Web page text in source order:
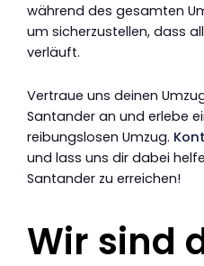
während des gesamten
um sicherzustellen, dass
verläuft.
Vertraue uns deinen
Santander an und erlebe
reibungslosen Umzug.
und lass uns dir dabei
Santander zu erreichen!
Wir sind